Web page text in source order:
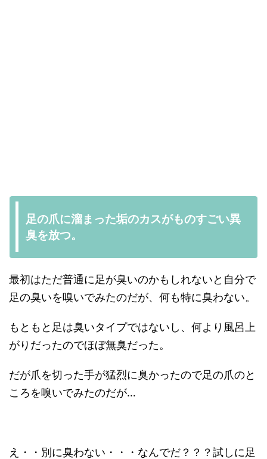
足の爪に溜まった垢のカスがものすごい異
臭を放つ。
最初はただ普通に足が臭いのかもしれないと自分で
足の臭いを嗅いでみたのだが、何も特に臭わない。
もともと足は臭いタイプではないし、何より風呂上
がりだったのでほぼ無臭だった。
だが爪を切った手が猛烈に臭かったので足の爪のと
ころを嗅いでみたのだが…
え・・別に臭わない・・・なんでだ？？？試しに足